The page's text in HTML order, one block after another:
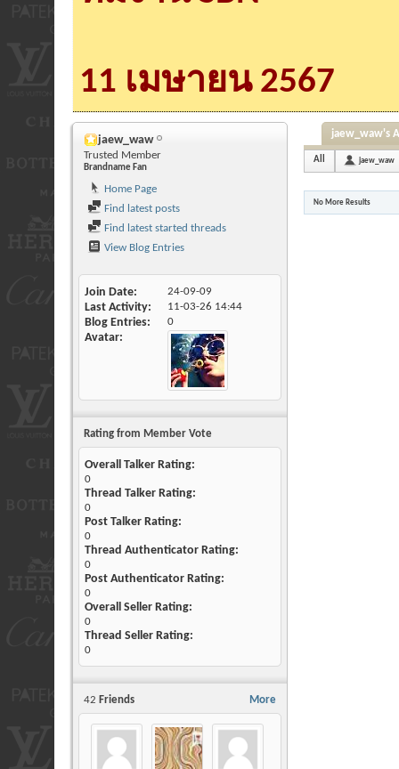
11 เมษายน 2567
jaew_waw
Trusted Member
Brandname Fan
Home Page
Find latest posts
Find latest started threads
View Blog Entries
Join Date 24-09-09
Last Activity 11-03-26 14:44
Blog Entries 0
Avatar
Rating from Member Vote
Overall Talker Rating:
0
Thread Talker Rating:
0
Post Talker Rating:
0
Thread Authenticator Rating:
0
Post Authenticator Rating:
0
Overall Seller Rating:
0
Thread Seller Rating:
0
More
42 Friends
jaew_waw's
All jaew_waw
No More Results